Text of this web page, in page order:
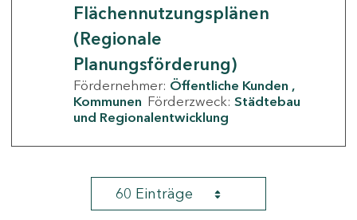
Flächennutzungsplänen
(Regionale
Planungsförderung)
Fördernehmer: Öffentliche Kunden
Kommunen Förderzweck: Städtebau
und Regionalentwicklung
60 Einträge